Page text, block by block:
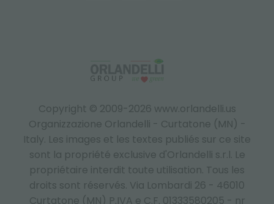
Copyright © 2009-2026 www.orlandelli.us
Organizzazione Orlandelli - Curtatone (MN) -
Italy. Les images et les textes publiés sur ce site
sont la propriété exclusive d'Orlandelli s.r.l. Le
propriétaire interdit toute utilisation. Tous les
droits sont réservés. Via Lombardi 26 - 46010
Curtatone (MN) P.IVA e C.F. 01333580205 - nr